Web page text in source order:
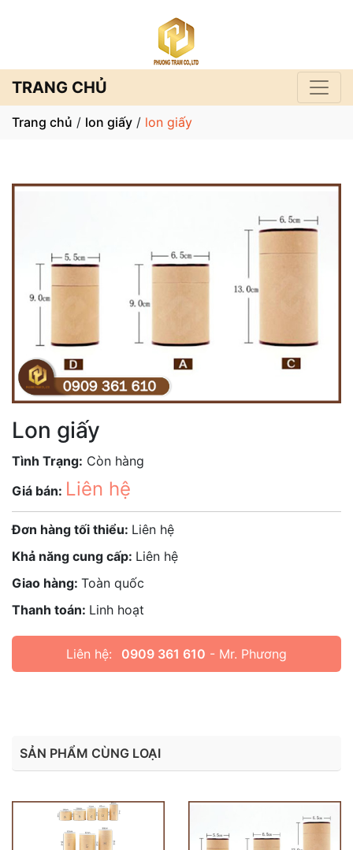
TRANG CHỦ
Trang chủ / lon giấy / lon giấy
Lon giấy
Tình Trạng: Còn hàng
Giá bán: Liên hệ
Đơn hàng tối thiểu: Liên hệ
Khả năng cung cấp: Liên hệ
Giao hàng: Toàn quốc
Thanh toán: Linh hoạt
Liên hệ: 0909 361 610 - Mr. Phương
SẢN PHẨM CÙNG LOẠI